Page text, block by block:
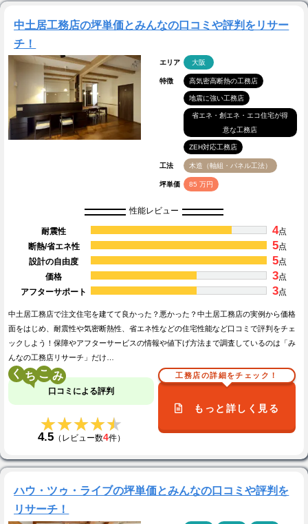
中土居工務店の坪単価とみんなの口コミや評判をリサー
チ！
エリア 大阪
特徴 高気密高断熱の工務店
地震に強い工務店
省エネ・創エネ・エコ住宅が得
意な工務店
ZEH対応工務店
工法 木造（軸組・パネル工法）
坪単価 85 万円
性能レビュー
耐震性 4点
断熱/省エネ性
5点
設計の自由度
5点
価格
3点
アフターサポート
3点
中土居工務店で注文住宅を建てて良かった？悪かった？中土居工務店の実例から価格
面をはじめ、耐震性や気密断熱性、省エネ性などの住宅性能など口コミで評判をチェ
ックしよう！保障やアフターサービスの情報や値下げ方法まで調査しているのは「み
んなの工務店リサーチ」だけ…
く こ
口コミによる評判
★★★★★
★★★★★
4.5（レビュー数4件）
工務店の詳細をチェック！
もっと詳しく見る
ハウ・ツゥ・ライブの坪単価とみんなの口コミや評判を
リサーチ！